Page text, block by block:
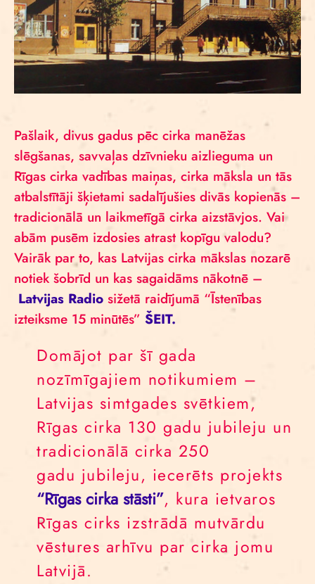
Pašlaik, divus gadus pēc cirka manēžas
slēgšanas, savvaļas dzīvnieku aizlieguma un
Rīgas cirka vadības maiņas, cirka māksla un tās
atbalstītāji šķietami sadalījušies divās kopienās –
tradicionālā un laikmetīgā cirka aizstāvjos. Vai
abām pusēm izdosies atrast kopīgu valodu?
Vairāk par to, kas Latvijas cirka mākslas nozarē
notiek šobrīd un kas sagaidāms nākotnē –
Latvijas Radio sižetā raidījumā “Īstenības
izteiksme 15 minūtēs” ŠEIT.
Domājot par šī gada
nozīmīgajiem notikumiem –
Latvijas simtgades svētkiem,
Rīgas cirka 130 gadu jubileju un
tradicionālā cirka 250
gadu jubileju, iecerēts projekts
“Rīgas cirka stāsti”, kura ietvaros
Rīgas cirks izstrādā mutvārdu
vēstures arhīvu par cirka jomu
Latvijā.